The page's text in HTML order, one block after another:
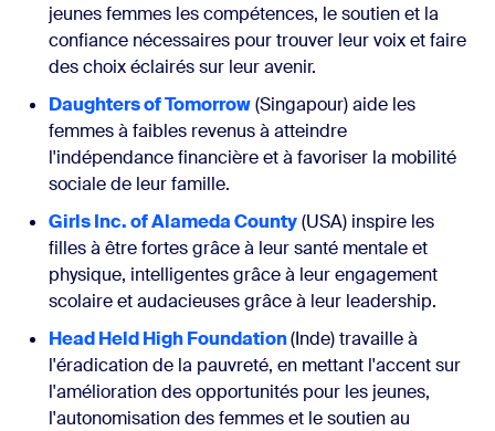
jeunes femmes les compétences, le soutien et la
confiance nécessaires pour trouver leur voix et faire
des choix éclairés sur leur avenir.
Daughters of Tomorrow(Singapour) aide les
femmes à faibles revenus à atteindre
l'indépendance financière et à favoriser la mobilité
sociale de leur famille.
Girls Inc. of Alameda County(USA) inspire les
filles à être fortes grâce à leur santé mentale et
physique, intelligentes grâce à leur engagement
scolaire et audacieuses grâce à leur leadership.
Head Held High Foundation(Inde) travaille à
l'éradication de la pauvreté, en mettant l'accent sur
l'amélioration des opportunités pour les jeunes,
l'autonomisation des femmes et le soutien au